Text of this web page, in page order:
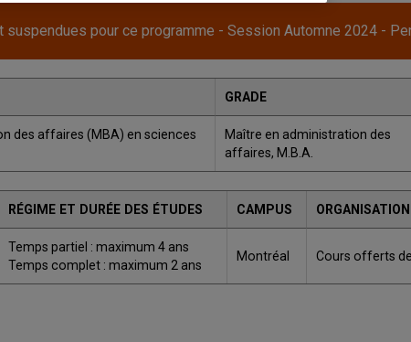
pour ce programme - Session Automne 2024 -
GRADE
des affaires (MBA) en sciences
Maître en administration des
affaires, M.B.A.
RÉGIME ET DURÉE DES ÉTUDES CAMPUS
Temps partiel : maximum 4 ans
Temps complet : maximum 2 ans
Montréal Cours offerts